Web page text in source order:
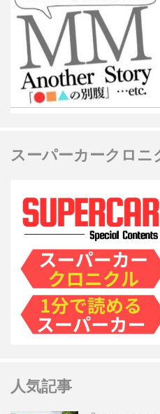
スーパーカークロニ
人気記事